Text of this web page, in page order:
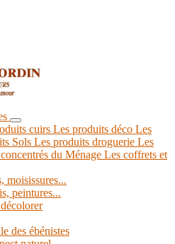
cuirs Les produits déco Les
Sols Les produits droguerie Les
du Ménage Les coffrets et
moisissures...
peintures...
des ébénistes